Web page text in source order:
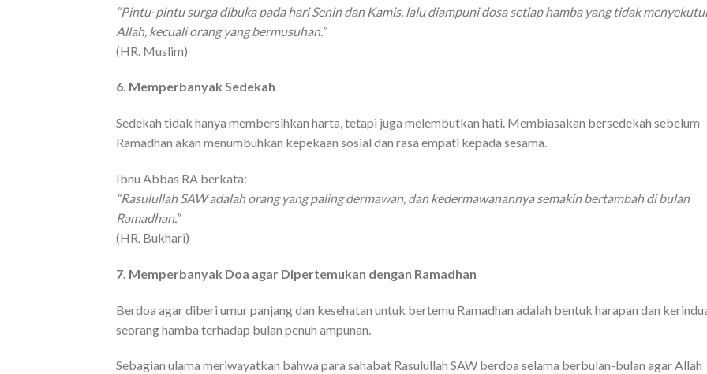
“Pintu-pintu surga dibuka pada hari Senin dan Kamis, lalu diampuni dosa setiap hamba yang tidak
Allah, kecuali orang yang bermusuhan.”
(HR. Muslim)
6. Memperbanyak Sedekah
Sedekah tidak hanya membersihkan harta, tetapi juga melembutkan hati. Membiasakan bersedekah sebelum
Ramadhan akan menumbuhkan kepekaan sosial dan rasa empati kepada sesama.
Ibnu Abbas RA berkata:
“Rasulullah SAW adalah orang yang paling dermawan, dan kedermawanannya semakin bertambah di bulan
Ramadhan.”
(HR. Bukhari)
7. Memperbanyak Doa agar Dipertemukan dengan Ramadhan
Berdoa agar diberi umur panjang dan kesehatan untuk bertemu Ramadhan adalah bentuk harapan dan
seorang hamba terhadap bulan penuh ampunan.
Sebagian ulama meriwayatkan bahwa para sahabat Rasulullah SAW berdoa selama berbulan-bulan agar Allah